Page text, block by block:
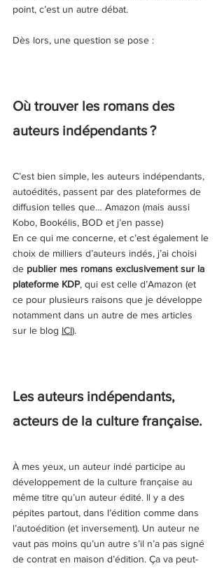
point, c’est un autre débat.
Dès lors, une question se pose :
Où trouver les romans des
auteurs indépendants ?
C’est bien simple, les auteurs indépendants,
autoédités, passent par des plateformes de
diffusion telles que… Amazon (mais aussi
Kobo, Bookélis, BOD et j’en passe)
En ce qui me concerne, et c’est également le
choix de milliers d’auteurs indés, j’ai choisi
de publier mes romans exclusivement sur la
plateforme KDP, qui est celle d’Amazon (et
ce pour plusieurs raisons que je développe
notamment dans un autre de mes articles
sur le blog ICI).
Les auteurs indépendants,
acteurs de la culture française.
À mes yeux, un auteur indé participe au
développement de la culture française au
même titre qu’un auteur édité. Il y a des
pépites partout, dans l’édition comme dans
l’autoédition (et inversement). Un auteur ne
vaut pas moins qu’un autre s’il n’a pas signé
de contrat en maison d’édition. Ça va peut-